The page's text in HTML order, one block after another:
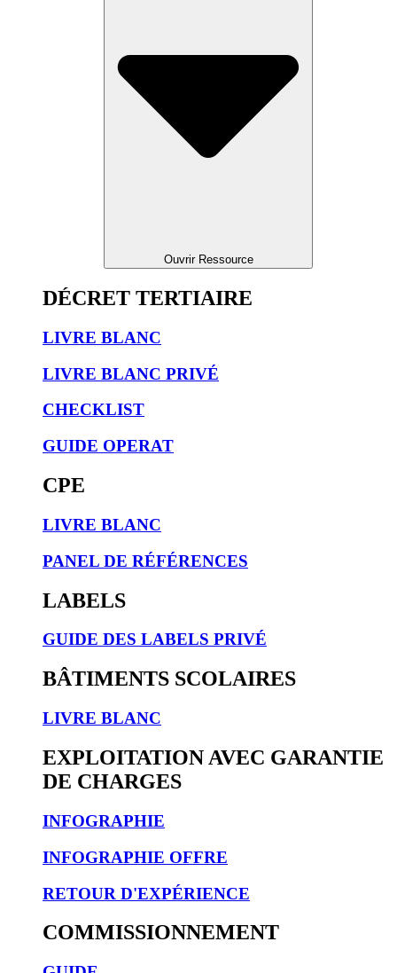
Ouvrir Ressource
DÉCRET TERTIAIRE
LIVRE BLANC
LIVRE BLANC PRIVÉ
CHECKLIST
GUIDE OPERAT
CPE
LIVRE BLANC
PANEL DE RÉFÉRENCES
LABELS
GUIDE DES LABELS PRIVÉ
BÂTIMENTS SCOLAIRES
LIVRE BLANC
EXPLOITATION AVEC GARANTIE
DE CHARGES
INFOGRAPHIE
INFOGRAPHIE OFFRE
RETOUR D'EXPÉRIENCE
COMMISSIONNEMENT